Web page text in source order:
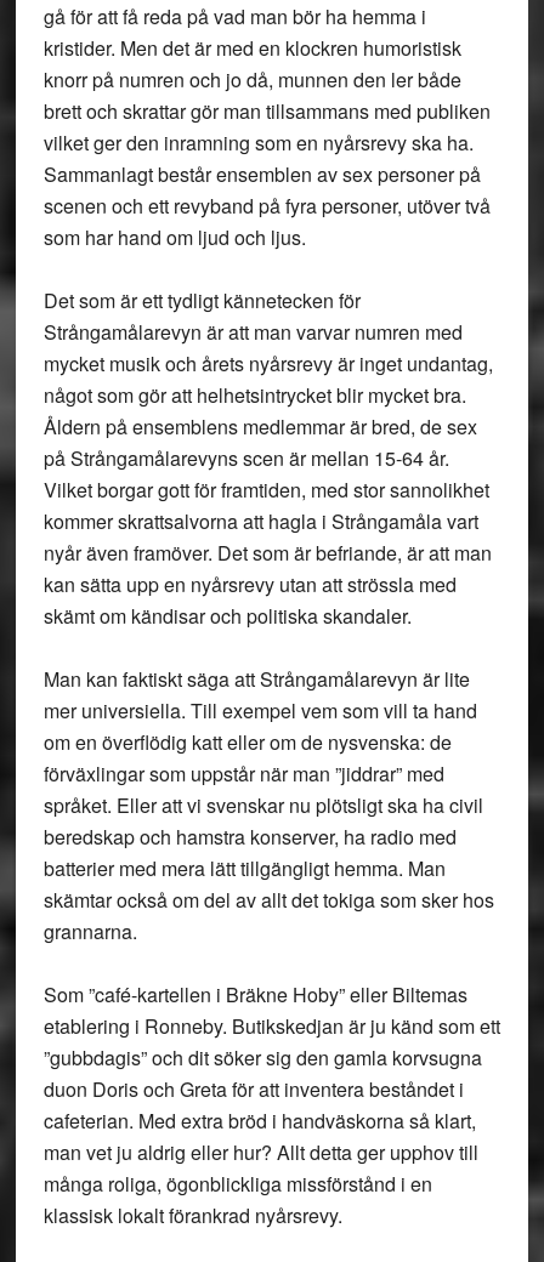
gå för att få reda på vad man bör ha hemma i
kristider. Men det är med en klockren humoristisk
knorr på numren och jo då, munnen den ler både
brett och skrattar gör man tillsammans med publiken
vilket ger den inramning som en nyårsrevy ska ha.
Sammanlagt består ensemblen av sex personer på
scenen och ett revyband på fyra personer, utöver två
som har hand om ljud och ljus.
Det som är ett tydligt kännetecken för
Strångamålarevyn är att man varvar numren med
mycket musik och årets nyårsrevy är inget undantag,
något som gör att helhetsintrycket blir mycket bra.
Åldern på ensemblens medlemmar är bred, de sex
på Strångamålarevyns scen är mellan 15-64 år.
Vilket borgar gott för framtiden, med stor sannolikhet
kommer skrattsalvorna att hagla i Strångamåla vart
nyår även framöver. Det som är befriande, är att man
kan sätta upp en nyårsrevy utan att strössla med
skämt om kändisar och politiska skandaler.
Man kan faktiskt säga att Strångamålarevyn är lite
mer universiella. Till exempel vem som vill ta hand
om en överflödig katt eller om de nysvenska: de
förväxlingar som uppstår när man ”jiddrar” med
språket. Eller att vi svenskar nu plötsligt ska ha civil
beredskap och hamstra konserver, ha radio med
batterier med mera lätt tillgängligt hemma. Man
skämtar också om del av allt det tokiga som sker hos
grannarna.
Som ”café-kartellen i Bräkne Hoby” eller Biltemas
etablering i Ronneby. Butikskedjan är ju känd som ett
”gubbdagis” och dit söker sig den gamla korvsugna
duon Doris och Greta för att inventera beståndet i
cafeterian. Med extra bröd i handväskorna så klart,
man vet ju aldrig eller hur? Allt detta ger upphov till
många roliga, ögonblickliga missförstånd i en
klassisk lokalt förankrad nyårsrevy.